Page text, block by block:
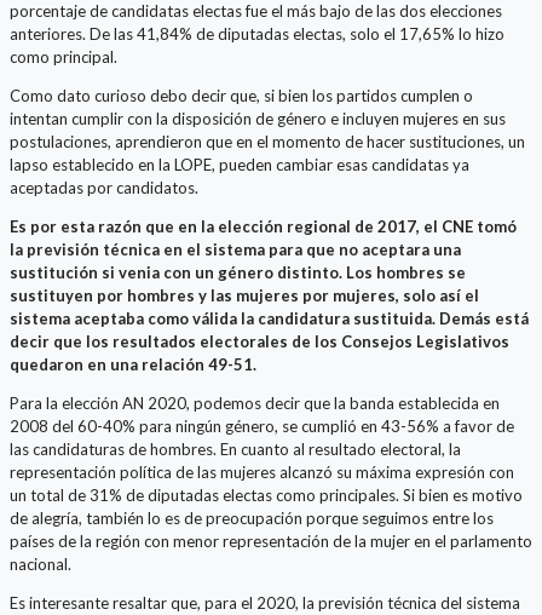
porcentaje de candidatas electas fue el más bajo de las dos elecciones
anteriores. De las 41,84% de diputadas electas, solo el 17,65% lo hizo
como principal.
Como dato curioso debo decir que, si bien los partidos cumplen o
intentan cumplir con la disposición de género e incluyen mujeres en sus
postulaciones, aprendieron que en el momento de hacer sustituciones, un
lapso establecido en la LOPE, pueden cambiar esas candidatas ya
aceptadas por candidatos.
Es por esta razón que en la elección regional de 2017, el CNE tomó
la previsión técnica en el sistema para que no aceptara una
sustitución si venia con un género distinto. Los hombres se
sustituyen por hombres y las mujeres por mujeres, solo así el
sistema aceptaba como válida la candidatura sustituida. Demás está
decir que los resultados electorales de los Consejos Legislativos
quedaron en una relación 49-51.
Para la elección AN 2020, podemos decir que la banda establecida en
2008 del 60-40% para ningún género, se cumplió en 43-56% a favor de
las candidaturas de hombres. En cuanto al resultado electoral, la
representación política de las mujeres alcanzó su máxima expresión con
un total de 31% de diputadas electas como principales. Si bien es motivo
de alegría, también lo es de preocupación porque seguimos entre los
países de la región con menor representación de la mujer en el parlamento
nacional.
Es interesante resaltar que, para el 2020, la previsión técnica del sistema